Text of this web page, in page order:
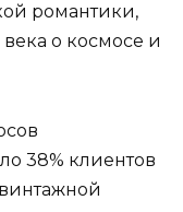
романтики,
о космосе и
38% клиентов